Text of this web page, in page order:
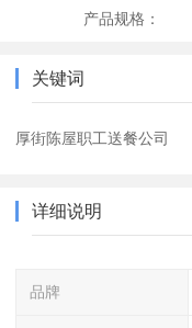
产品规格：
关键词
厚街陈屋职工送餐公司
详细说明
品牌